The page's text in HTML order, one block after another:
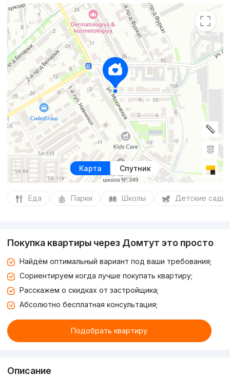
Карта Спутник
Еда Парки Школы Детские сады
Покупка квартиры через Домтут это просто
Найдём оптимальный вариант под ваши требования;
Сориентируем когда лучше покупать квартиру;
Расскажем о скидках от застройщика;
Абсолютно бесплатная консультация;
Подобрать квартиру
Описание